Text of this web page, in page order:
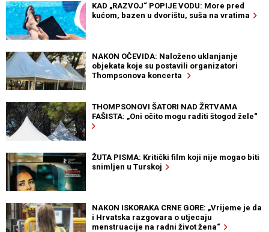
KAD „RAZVOJ“ POPIJE VODU: More pred
kućom, bazen u dvorištu, suša na vratima
NAKON OČEVIDA: Naloženo uklanjanje
objekata koje su postavili organizatori
Thompsonova koncerta
THOMPSONOVI ŠATORI NAD ŽRTVAMA
FAŠISTA: „Oni očito mogu raditi štogod žele“
ŽUTA PISMA: Kritički film koji nije mogao biti
snimljen u Turskoj
NAKON ISKORAKA CRNE GORE: „Vrijeme je da
i Hrvatska razgovara o utjecaju
menstruacije na radni život žena“